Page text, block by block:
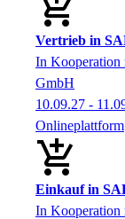
Vertrieb in
In Kooperation
GmbH
10.09.27 -
Onlineplattform
Einkauf in
In Kooperation